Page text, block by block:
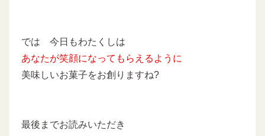
では 今日もわたくしは
あなたが笑顔になってもらえるように
美味しいお菓子をお創りますね?
最後までお読みいただき